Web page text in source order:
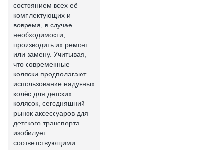
состоянием всех её
комплектующих и
вовремя, в случае
необходимости,
производить их ремонт
или замену. Учитывая,
что современные
коляски предполагают
использование надувных
колёс для детских
колясок, сегодняшний
рынок аксессуаров для
детского транспорта
изобилует
соответствующими